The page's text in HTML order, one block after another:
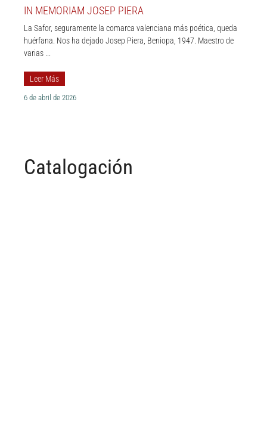
IN MEMORIAM JOSEP PIERA
La Safor, seguramente la comarca valenciana más poética, queda
huérfana. Nos ha dejado Josep Piera, Beniopa, 1947. Maestro de
varias ...
Leer Más
6 de abril de 2026
Catalogación